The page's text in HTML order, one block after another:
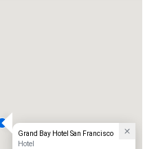
Grand Bay Hotel San Francisco
Hotel